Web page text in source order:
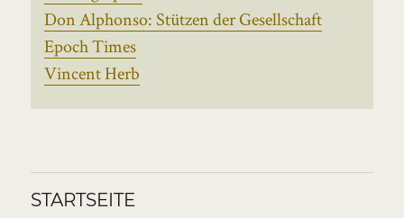
Don Alphonso: Stützen der Gesellschaft
Epoch Times
Vincent Herb
STARTSEITE